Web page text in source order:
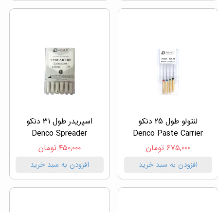
لنتولو طول 25 دنکو
Denco Paste Carrier
۶۷۵,۰۰۰ تومان
افزودن به سبد خرید
اسپریدر طول 31 دنکو
Denco Spreader
۴۵۰,۰۰۰ تومان
افزودن به سبد خرید